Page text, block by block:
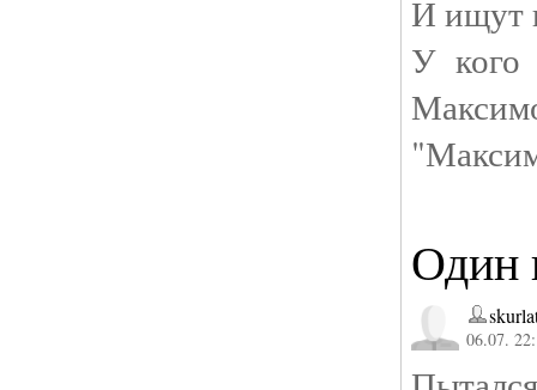
И ищут
У кого
Один
06.07.